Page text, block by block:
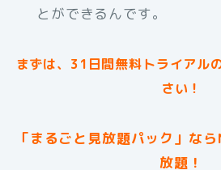
とができるんです。
まずは、31日間無料トライアル
さい！
「まるごと見放題パック」な
放題！